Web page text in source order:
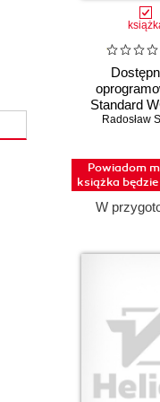
Standard
Radosław
Powiadom
książka
W